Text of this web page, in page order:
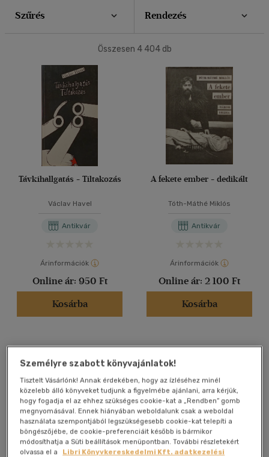
Könyv
Csak akciós
Elérhetőség
Előrendelhető(1)
Új a kínálatban(6)
Ár szerint
500 Ft - 2500 Ft
2500 Ft - 4500 Ft
14 - 18 év(27)
mind(13)
Gyermek és ifjúsági(3)
Felnőtt(1814)
Szűrés Rendezés
40 db / oldal
Összesen 4 404db
Távkihallgatás - Tiltakozás
Václav Havel
Antikvár
Árinformációk
Online ár: 950 Ft
Kosárba
A fekete ember - dedikált
Tóth-Máthé Miklós
Antikvár
Árinformációk
Online ár: 2 100 Ft
Kosárba
Személyre szabott könyvajánlatok!
Tisztelt Vásárlónk! Annak érdekében, hogy az ízléséhez minél
közelebb álló könyveket tudjunk a figyelmébe ajánlani, arra kérjük,
hogy fogadja el az ehhez szükséges cookie-kat a „Rendben” gomb
megnyomásával. Ennek hiányában weboldalunk csak a weboldal
használata szempontjából legszükségesebb cookie-kat telepíti a
böngészőjébe, de cookie-preferenciáit később is bármikor
módosíthatja a Süti beállítások menüpontban. További részletekért
olvassa el a
Libri Könyvkereskedelmi Kft. adatkezelési